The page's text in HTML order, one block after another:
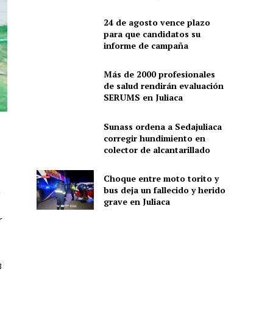
24 de agosto vence plazo
para que candidatos su
informe de campaña
Más de 2000 profesionales
de salud rendirán evaluación
SERUMS en Juliaca
Sunass ordena a Sedajuliaca
corregir hundimiento en
colector de alcantarillado
Choque entre moto torito y
bus deja un fallecido y herido
grave en Juliaca